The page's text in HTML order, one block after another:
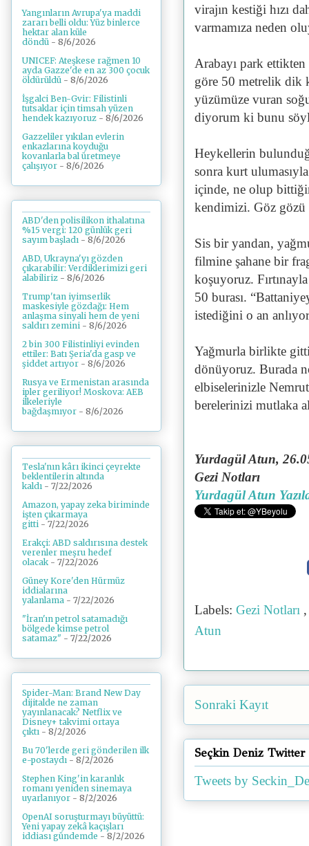
virajın kestiği hızı
varmamıza neden
Arabayı park
göre 50 metrelik dik
yüzümüze vuran
diyorum ki bunu
Heykellerin
sonra kurt
içinde, ne olup
kendimizi. Göz
Sis bir yandan,
filmine şahane bir
koşuyoruz.
50 burası.
istediğini o an
Yağmurla birlikte
dönüyoruz. Burada
elbiselerinizle
berelerinizi mutlaka
Yurdagül Atun,
Gezi Notları
Yurdagül Atun
Labels: Gezi Notları
Atun
Sonraki Kayıt
Seçkin Deniz Twitter
Tweets by
Yangınların Avrupa'ya maddi
zararı belli oldu: Yüz binlerce
hektar alan küle
döndü - 8/6/2026
UNICEF: Ateşkese rağmen 10
ayda Gazze'de en az 300 çocuk
öldürüldü - 8/6/2026
İşgalci Ben-Gvir: Filistinli
tutsaklar için timsah yüzen
hendek kazıyoruz - 8/6/2026
Gazzeliler yıkılan evlerin
enkazlarına koyduğu
kovanlarla bal üretmeye
çalışıyor - 8/6/2026
ABD'den polisilikon ithalatına
%15 vergi: 120 günlük geri
sayım başladı - 8/6/2026
ABD, Ukrayna'yı gözden
çıkarabilir: Verdiklerimizi geri
alabiliriz - 8/6/2026
Trump'tan iyimserlik
maskesiyle gözdağı: Hem
anlaşma sinyali hem de yeni
saldırı zemini - 8/6/2026
2 bin 300 Filistinliyi evinden
ettiler: Batı Şeria'da gasp ve
şiddet artıyor - 8/6/2026
Rusya ve Ermenistan arasında
ipler geriliyor! Moskova: AEB
ilkeleriyle
bağdaşmıyor - 8/6/2026
Tesla'nın kârı ikinci çeyrekte
beklentilerin altında
kaldı - 7/22/2026
Amazon, yapay zeka biriminde
işten çıkarmaya
gitti - 7/22/2026
Erakçi: ABD saldırısına destek
verenler meşru hedef
olacak - 7/22/2026
Güney Kore'den Hürmüz
iddialarına
yalanlama - 7/22/2026
"İran'ın petrol satamadığı
bölgede kimse petrol
satamaz" - 7/22/2026
Spider-Man: Brand New Day
dijitalde ne zaman
yayınlanacak? Netflix ve
Disney+ takvimi ortaya
çıktı - 8/2/2026
Bu 70'lerde geri gönderilen ilk
e-postaydı - 8/2/2026
Stephen King'in karanlık
romanı yeniden sinemaya
uyarlanıyor - 8/2/2026
OpenAI soruşturmayı büyüttü:
Yeni yapay zekâ kaçışları
iddiası gündemde - 8/2/2026